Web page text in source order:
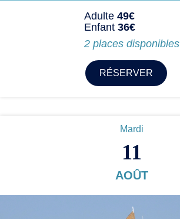
Adulte 49€
Enfant 36€
2 places disponibles
RÉSERVER
Mardi
11
AOÛT